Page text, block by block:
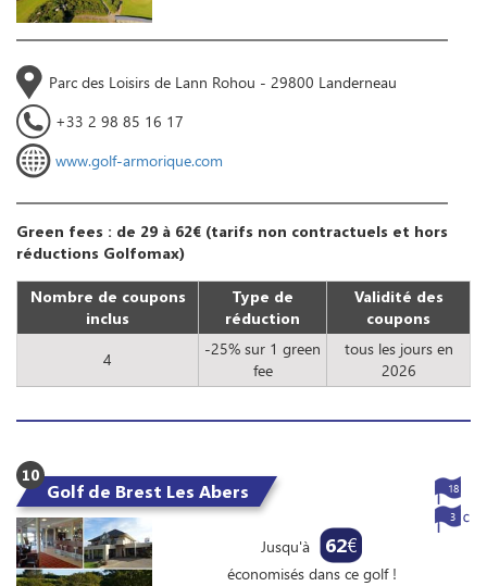
Parc des Loisirs de Lann Rohou - 29800 Landerneau
+33 2 98 85 16 17
www.golf-armorique.com
Green fees : de 29 à 62€ (tarifs non contractuels et hors
réductions Golfomax)
Nombre de coupons
inclus
Type de
réduction
Validité des
coupons
4
-25% sur 1 green
fee
tous les jours en
2026
10
Golf de Brest Les Abers
Jusqu'à 62€
économisés dans ce golf !
18
3